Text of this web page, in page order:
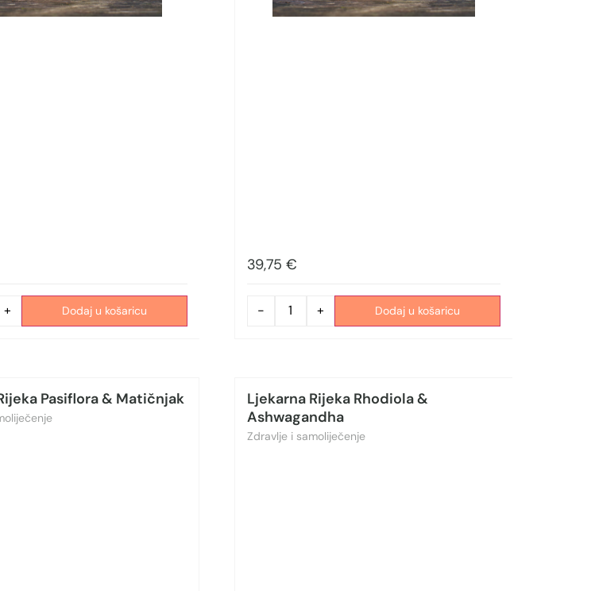
+ Dodaj u košaricu
39,75 €
- + Dodaj u košaricu
Pasiflora & Matičnjak
Ljekarna Rijeka Rhodiola &
Ashwagandha
Zdravlje i samoliječenje